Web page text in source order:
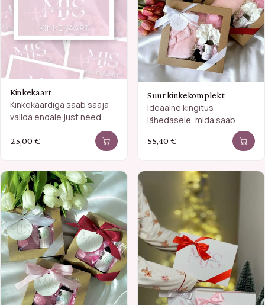
Kinkekaart
Kinkekaardiga saab saaja
valida endale just need
juuksehooldustooted, mis
talle kõige rohkem
25,00 €
Suur kinkekomplekt
Ideaalne kingitus
lähedasele, mida saab
teha ka personaalsemaks.
55,40 €